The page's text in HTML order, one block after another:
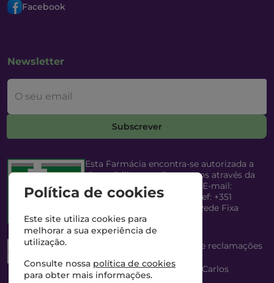
Facebook
Newsletter
O seu email
Subscrever
Esta Farmácia encontra-se autorizada a
disponibilizar medicamentos através da
Internet, pelo Infarmed, I.P. E-mail:
infarmed@infarmed.pt
| Telef: +351
217987100 (Chamada para Rede Fixa
Nacional)
Esta Farmácia dispõe de livro de reclamações
Director Técnico e Proprietário: António Carlos
Saraiva Cabral Costa
Política de cookies
Este site utiliza cookies para
melhorar a sua experiência de
utilização.
Consulte nossa política de cookies
para obter mais informações.